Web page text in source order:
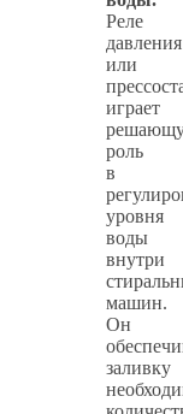
Реле
давления
или
играет
роль
в
уровня
воды
внутри
машин.
Он
заливку